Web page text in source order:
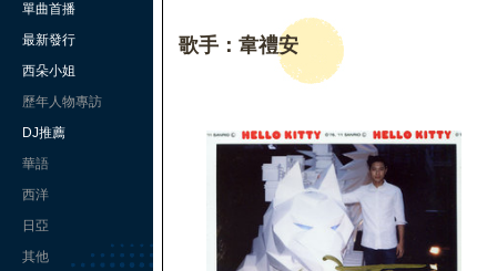
單曲首播
最新發行
西朵小姐
歷年人物專訪
DJ推薦
華語
西洋
日亞
其他
歌手：韋禮安